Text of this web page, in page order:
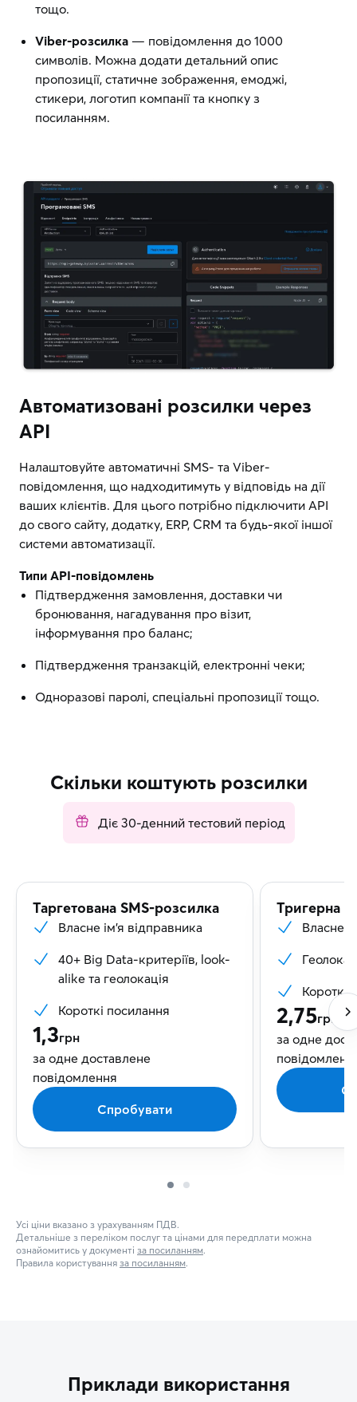
тощо.
Viber-розсилка — повідомлення до 1000
символів. Можна додати детальний опис
пропозиції, статичне зображення, емоджі,
стикери, логотип компанії та кнопку з
посиланням.
Автоматизовані розсилки через
API
Налаштовуйте автоматичні SMS- та Viber-
повідомлення, що надходитимуть у відповідь на дії
ваших клієнтів. Для цього потрібно підключити API
до свого сайту, додатку, ERP, CRM та будь-якої іншої
системи автоматизації.
Типи API-повідомлень
Підтвердження замовлення, доставки чи
бронювання, нагадування про візит,
інформування про баланс;
Підтвердження транзакцій, електронні чеки;
Одноразові паролі, спеціальні пропозиції тощо.
Скільки коштують розсилки
Діє 30-денний тестовий період
Таргетована SMS-розсилка
1,3грн
за одне доставлене
повідомлення
Спробувати
Власне ім’я відправника
40+ Big Data-критеріїв, look-
alike та геолокація
Короткі посилання
Тригерна
2,75грн
за одне
Власне
Короткі
Усі ціни вказано з урахуванням ПДВ.
Детальніше з переліком послуг та цінами для передплати можна
ознайомитись у документі за посиланням.
Правила користування за посиланням.
Приклади використання